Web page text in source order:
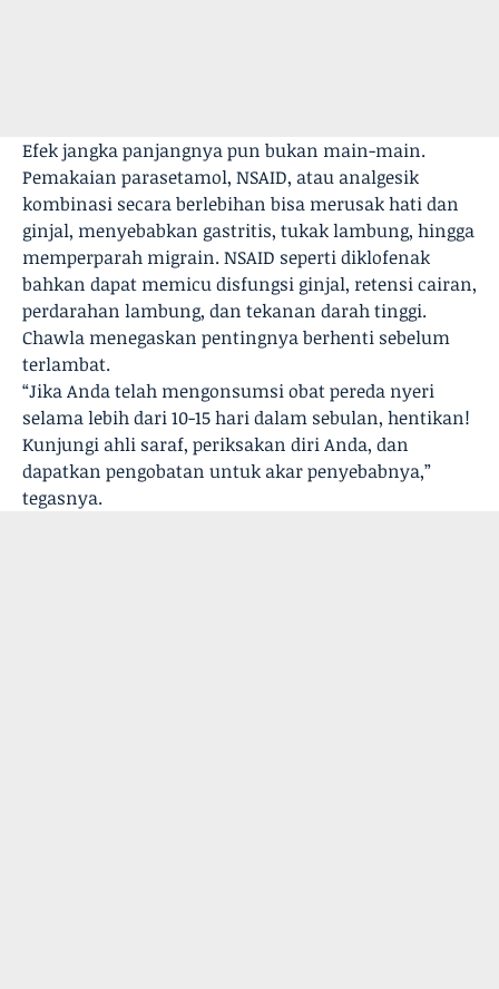
Efek jangka panjangnya pun bukan main-main.
Pemakaian parasetamol, NSAID, atau analgesik
kombinasi secara berlebihan bisa merusak hati dan
ginjal, menyebabkan gastritis, tukak lambung, hingga
memperparah migrain. NSAID seperti diklofenak
bahkan dapat memicu disfungsi ginjal, retensi cairan,
perdarahan lambung, dan tekanan darah tinggi.
Chawla menegaskan pentingnya berhenti sebelum
terlambat.
“Jika Anda telah mengonsumsi obat pereda nyeri
selama lebih dari 10-15 hari dalam sebulan, hentikan!
Kunjungi ahli saraf, periksakan diri Anda, dan
dapatkan pengobatan untuk akar penyebabnya,”
tegasnya.